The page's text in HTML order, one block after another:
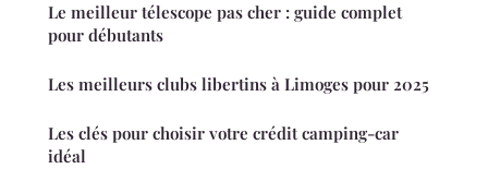
Le meilleur télescope pas cher : guide complet
pour débutants
Les meilleurs clubs libertins à Limoges pour 2025
Les clés pour choisir votre crédit camping-car
idéal